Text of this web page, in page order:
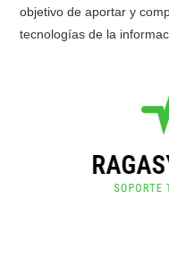
objetivo de aportar y
tecnologías de la